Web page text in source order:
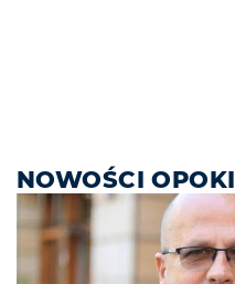
NOWOŚCI OPOKI